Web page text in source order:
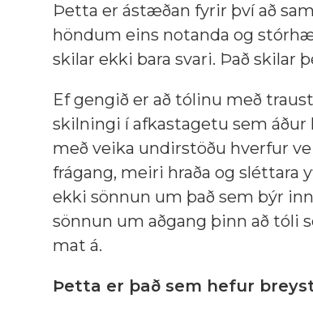
Þetta er ástæðan fyrir því að
höndum eins notanda og
skilar ekki bara svari. Það skilar
Ef gengið er að tólinu með
skilningi í afkastagetu sem áður
með veika undirstöðu hverfur
frágang, meiri hraða og sléttara
ekki sönnun um það sem býr
sönnun um aðgang þinn að
mat á.
Þetta er það sem hefur